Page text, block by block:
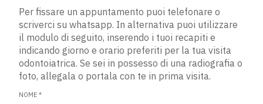
Per fissare un appuntamento puoi telefonare o
scriverci su whatsapp. In alternativa puoi utilizzare
il modulo di seguito, inserendo i tuoi recapiti e
indicando giorno e orario preferiti per la tua visita
odontoiatrica. Se sei in possesso di una radiografia o
foto, allegala o portala con te in prima visita.
NOME *